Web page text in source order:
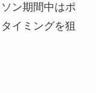
ン期間中はポ
イミングを狙